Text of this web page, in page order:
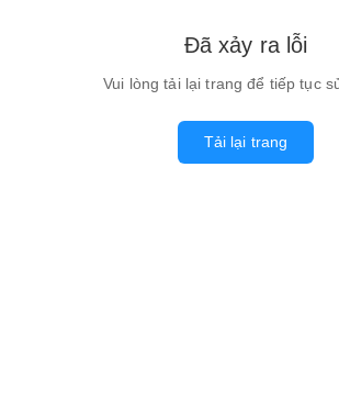
Đã xảy ra lỗi
Vui lòng tải lại trang để tiếp tục
Tải lại trang